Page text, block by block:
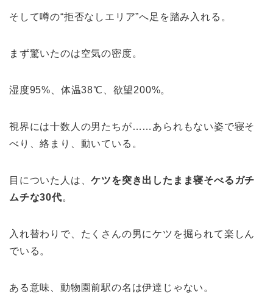
そして噂の“拒否なしエリア”へ足を踏み入れる。
まず驚いたのは空気の密度。
湿度95%、体温38℃、欲望200%。
視界には十数人の男たちが……あられもない姿で寝そ
べり、絡まり、動いている。
目についた人は、ケツを突き出したまま寝そべるガチ
ムチな30代。
入れ替わりで、たくさんの男にケツを掘られて楽しん
でいる。
ある意味、動物園前駅の名は伊達じゃない。